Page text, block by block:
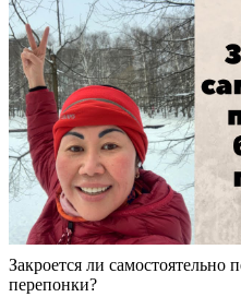
Закроется ли самостоятельно
перепонки?